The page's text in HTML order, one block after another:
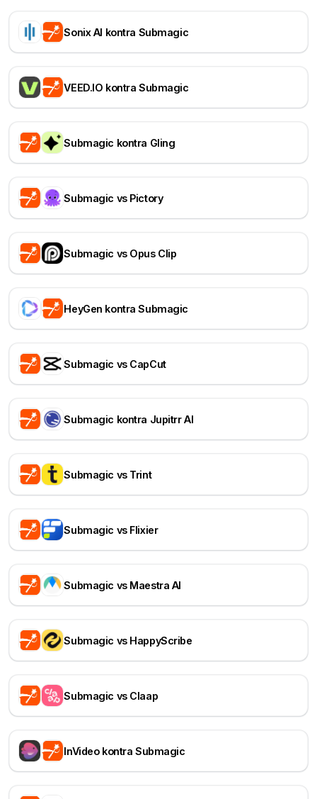
Sonix AI kontra Submagic
VEED.IO kontra Submagic
Submagic kontra Gling
Submagic vs Pictory
Submagic vs Opus Clip
HeyGen kontra Submagic
Submagic vs CapCut
Submagic kontra Jupitrr AI
Submagic vs Trint
Submagic vs Flixier
Submagic vs Maestra AI
Submagic vs HappyScribe
Submagic vs Claap
InVideo kontra Submagic